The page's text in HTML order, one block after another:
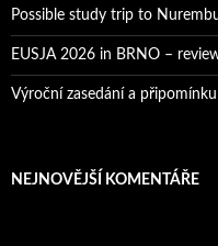
Possible study trip to
EUSJA 2026 in BRNO –
Výroční zasedání a
NEJNOVĚJŠÍ KOMENTÁŘE